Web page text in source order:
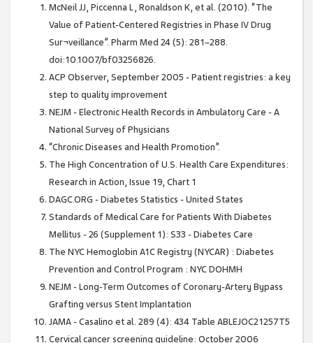
McNeil JJ, Piccenna L, Ronaldson K, et al. (2010). “The
Value of Patient-Centered Registries in Phase IV Drug
Sur¬veillance”. Pharm Med 24 (5): 281–288.
doi:10.1007/bf03256826.
ACP Observer, September 2005 - Patient registries: a key
step to quality improvement
NEJM - Electronic Health Records in Ambulatory Care - A
National Survey of Physicians
“Chronic Diseases and Health Promotion”.
The High Concentration of U.S. Health Care Expenditures:
Research in Action, Issue 19, Chart 1
DAGC.ORG - Diabetes Statistics - United States
Standards of Medical Care for Patients With Diabetes
Mellitus - 26 (Supplement 1): S33 - Diabetes Care
The NYC Hemoglobin A1C Registry (NYCAR) : Diabetes
Prevention and Control Program : NYC DOHMH
NEJM - Long-Term Outcomes of Coronary-Artery Bypass
Grafting versus Stent Implantation
JAMA - Casalino et al. 289 (4): 434 Table ABLEJOC21257T5
Cervical cancer screening guideline: October 2006